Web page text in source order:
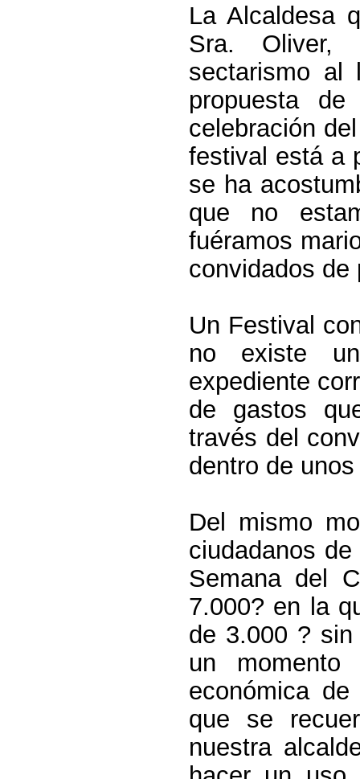
La Alcaldesa
Sra. Oliver,
sectarismo al
propuesta
celebración
festival está a
se ha
que no
fuéramos
convidados de
Un Festival
no existe
expediente
de gastos
través del
dentro de
Del mismo
ciudadanos
Semana del
7.000? en la
de 3.000 ?
un
económica
que se
nuestra